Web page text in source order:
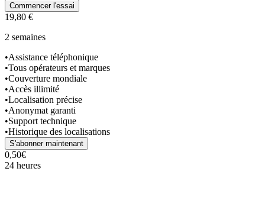
Commencer l'essai
19,80 €
2 semaines
•Assistance téléphonique
•Tous opérateurs et marques
•Couverture mondiale
•Accès illimité
•Localisation précise
•Anonymat garanti
•Support technique
•Historique des localisations
S'abonner maintenant
0,50€
24 heures